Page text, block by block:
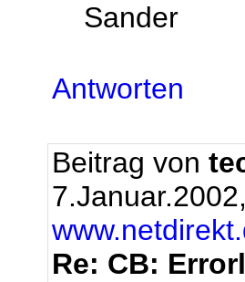
Sander
Antworten
Beitrag von
Re: CB: